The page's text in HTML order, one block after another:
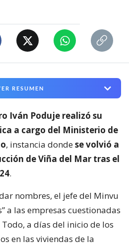
RESUMEN
Iván Poduje realizó su
a cargo del Ministerio de
, instancia dondese volvió a
de Viña del Mar tras el
.
nombres, el jefe del Minvu
a las empresas cuestionadas
a días del inicio de los
en las viviendas de la